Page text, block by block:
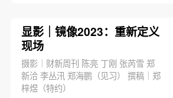
显影｜镜像2023：重新定义
现场
摄影｜财新周刊 陈亮 丁刚 张芮雪 郑
新洽 李丛汛 郑海鹏（见习） 撰稿｜郑
梓煜（特约）